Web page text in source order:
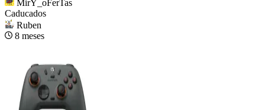
MirY_oFerTas
Caducados
Ruben
8 meses